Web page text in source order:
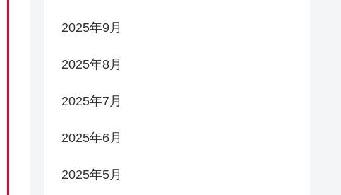
2025年9月
2025年8月
2025年7月
2025年6月
2025年5月